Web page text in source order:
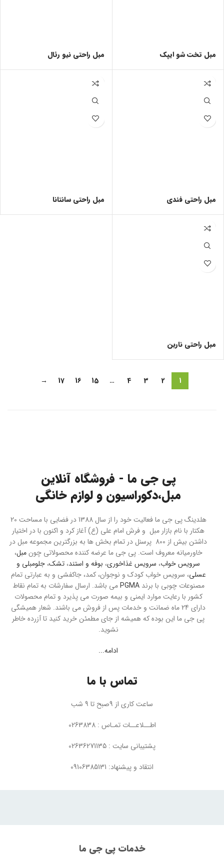
مبل تخت شو ایپک مبل راحتی نیو رئال
مبل راحتی فندی مبل راحتی سانتانا
مبل راحتی ناربن
1
2
3
4
…
15
16
17
→
پی جی ما - فروشگاه آنلاین
مبل،دکوراسیون و لوازم خانگی
هلدینگ پی جی ما فعالیت خود را از سال 1388 در فضایی با مساحت 20
هکتار با نام بازار مبل و فرش امام علی (ع) آغاز کرد و اکنون با در اختیار
داشتن بیش از 800 پرسنل در تمام بخش ها به بزرگترین مجموعه مبل در
خاورمیانه معروف است. پی جی ما عرضه کننده محصولاتی چونمبل،
سرویس خواب، سرویس غذاخوری، بوفه و استند، تشک، جلومبلی و
عسلی، سرویس خواب کودک و نوجوان، کمد، جاکفشی و به عبارتی تمام
مصنوعات چوبی با برندPGMAمی باشد. ارسال سفارشات به تمام نقاط
کشور با رعایت موارد ایمنی و بیمه صورت می پذیرد و تمام محصولات
دارای 24 ماه ضمانت و خدمات پس از فروش می باشند. شعار همیشگی
پی جی ما این بوده که همیشه از جای مطمئن خرید کنید تا آزرده خاطر
نشوید.
ادامه...
تماس با ما
ساعت کاری از 9صبح تا 9 شب
اطــلاعــات تمـاس : 0263838
پشتیبانی سایت : 02636271135
انتقاد و پیشنهاد: 09106385131
خدمات پی جی ما